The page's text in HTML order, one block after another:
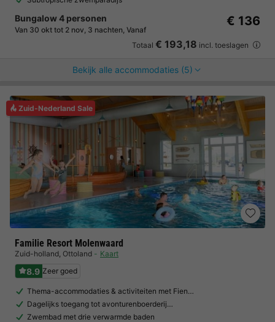
Bungalow 4 personen
Van 30 okt tot 2 nov, 3 nachten, Vanaf
€ 136
Totaal € 193,18 incl. toeslagen
Bekijk alle accommodaties (5)
Zuid-Nederland Sale
Familie Resort Molenwaard
Zuid-holland, Ottoland Kaart
8.9 Zeer goed
Thema-accommodaties & activiteiten met Fien…
Dagelijks toegang tot avonturenboerderij…
Zwembad met drie verwarmde baden